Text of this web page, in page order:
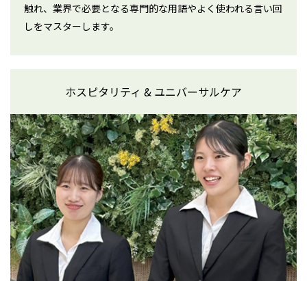
触れ、業界で必要となる専門的な用語やよく使われる言い回
しをマスターします。
ホスピタリティ & ユニバーサルケア